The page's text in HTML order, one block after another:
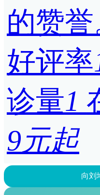
的赞誉
好评率
诊量1
9元起
向刘